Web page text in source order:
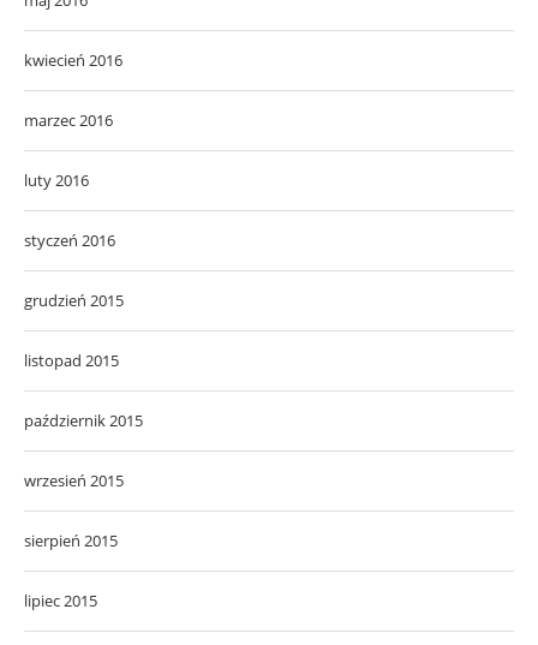
kwiecień 2016
marzec 2016
luty 2016
styczeń 2016
grudzień 2015
listopad 2015
październik 2015
wrzesień 2015
sierpień 2015
lipiec 2015